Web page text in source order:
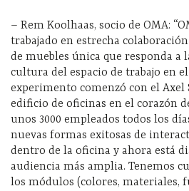
– Rem Koolhaas, socio de OMA:
trabajado en estrecha
de muebles única que responda a
cultura del espacio de trabajo en
experimento comenzó con el Axel
edificio de oficinas en el corazón
unos 3000 empleados todos los
nuevas formas exitosas de
dentro de la oficina y ahora está
audiencia más amplia. Tenemos
los módulos (colores, materiales,